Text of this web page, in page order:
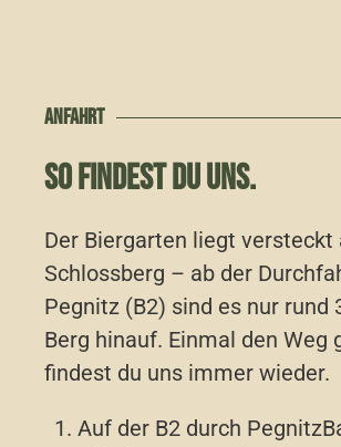
ANFAHRT
SO FINDEST DU UNS.
Der Biergarten liegt versteckt
Schlossberg – ab der
Pegnitz (B2) sind es nur rund
Berg hinauf. Einmal den Weg
findest du uns immer wieder.
Auf der B2 durch Pegnitz